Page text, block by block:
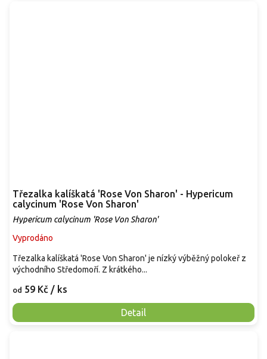
Třezalka kalíškatá 'Rose Von Sharon' - Hypericum
calycinum 'Rose Von Sharon'
Hypericum calycinum 'Rose Von Sharon'
Vyprodáno
od 59 Kč / ks
Detail
Třezalka kalíškatá 'Rose Von Sharon' je nízký výběžný polokeř z
východního Středomoří. Z krátkého...